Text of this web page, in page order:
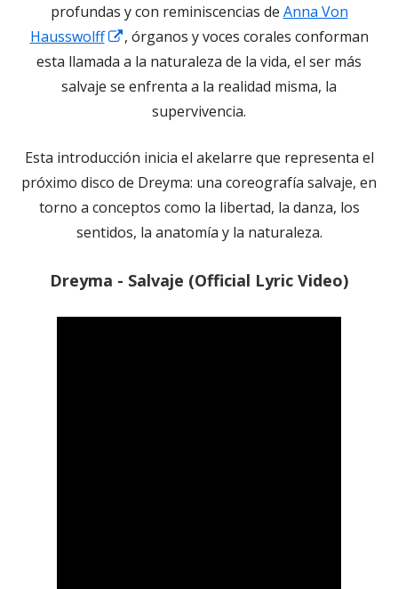
profundas y con reminiscencias de Anna Von
Hausswolff
Abrir
en
una
ventana
, órganos y voces corales conforman
esta llamada a la naturaleza de la vida, el ser más
salvaje se enfrenta a la realidad misma, la
supervivencia.
Esta introducción inicia el akelarre que representa el
próximo disco de Dreyma: una coreografía salvaje, en
torno a conceptos como la libertad, la danza, los
sentidos, la anatomía y la naturaleza.
Dreyma - Salvaje (Official Lyric Video)